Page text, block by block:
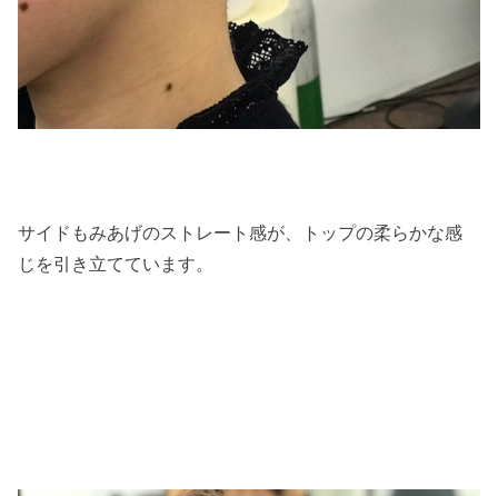
サイドもみあげのストレート感が、トップの柔らかな感
じを引き立てています。